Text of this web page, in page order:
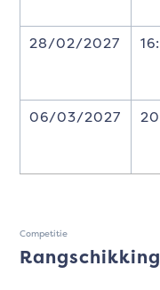
28/02/2027
06/03/2027
Competitie